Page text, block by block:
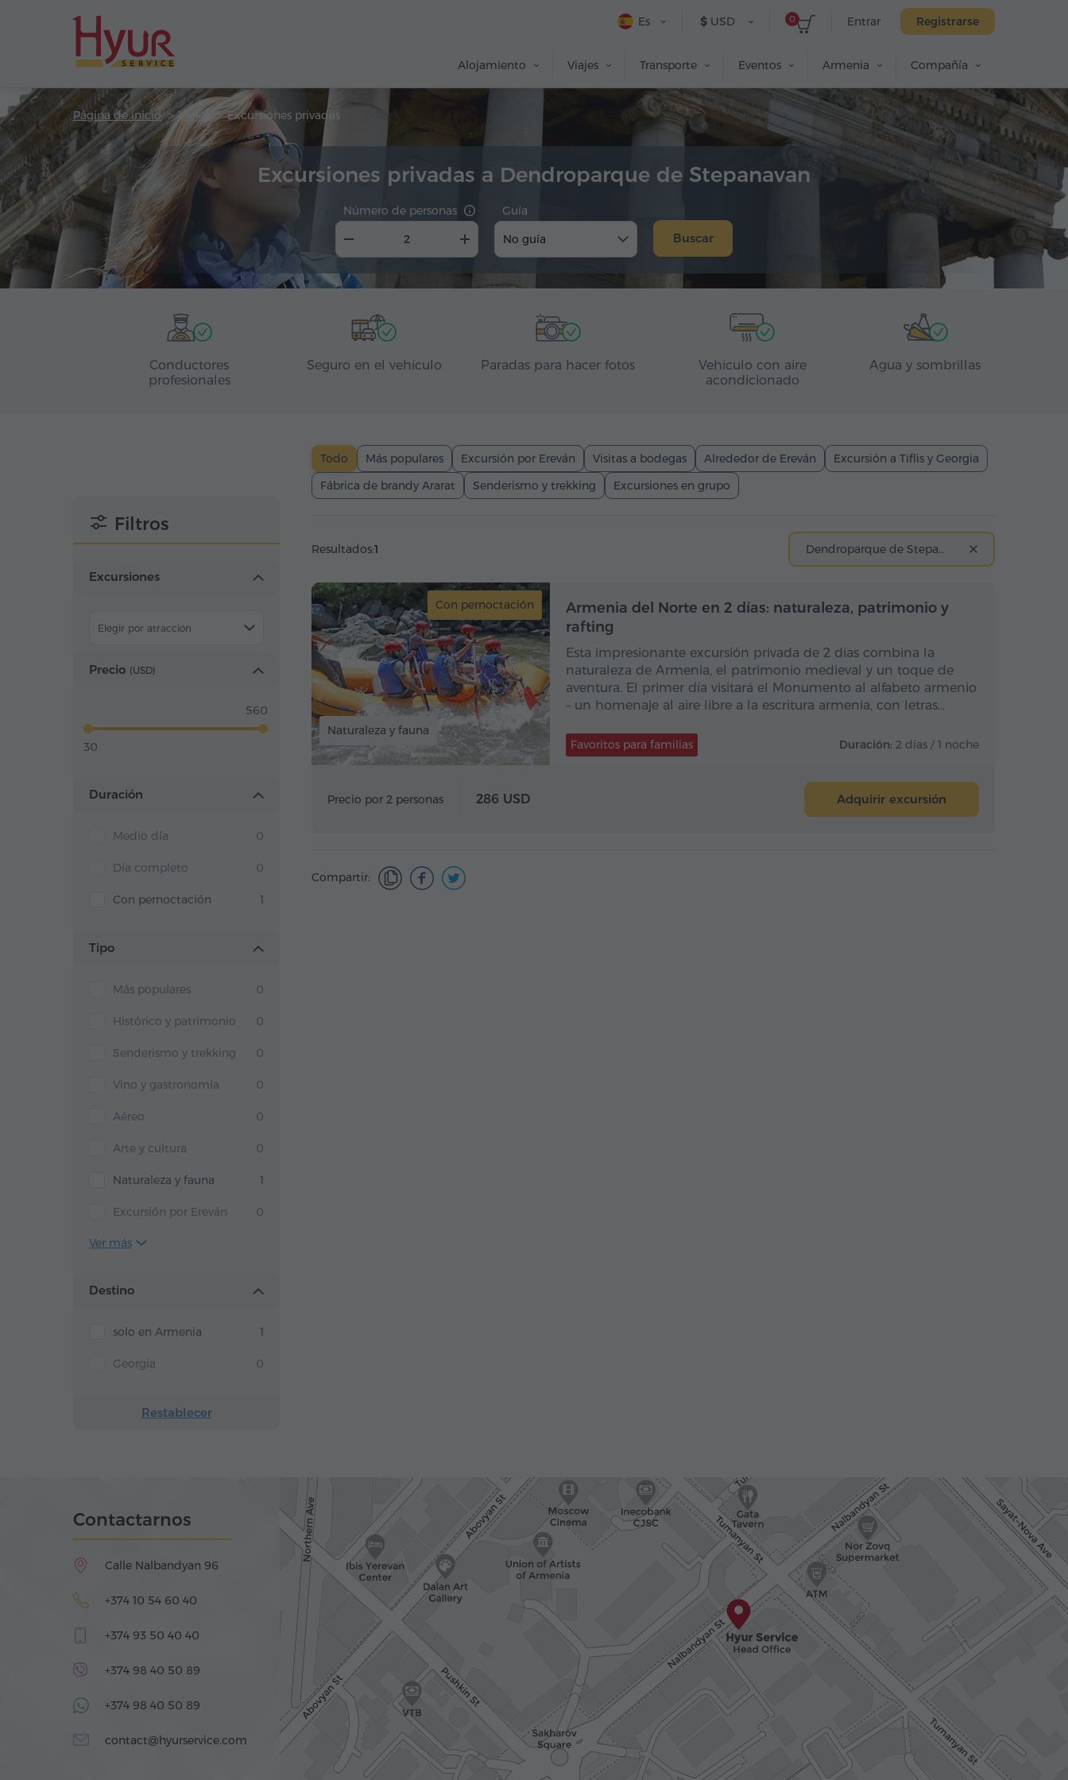
Entrar Registrarse
0
$ USD
Es
Alojamiento Viajes Transporte Eventos Armenia Compañía
Página de inicio Viajes Excursiones privadas
Excursiones privadas a Dendroparque de Stepanavan
Número de personas
Guía
No guía
Buscar
Conductores
profesionales
Seguro en el vehículo Paradas para hacer fotos
Vehículo con aire
acondicionado
Agua y sombrillas
Filtros
Excursiones
Elegir por atracción
Precio (USD)
30
560
Duración
Medio día 0
Día completo 0
Con pernoctación 1
Tipo
Más populares 0
Histórico y patrimonio 0
Senderismo y trekking 0
Vino y gastronomía 0
Aéreo 0
Arte y cultura 0
Naturaleza y fauna 1
Excursión por Ereván 0
Ver más
Destino
solo en Armenia 1
Georgia 0
Restablecer
Todo Más populares Excursión por Ereván Visitas a bodegas Alrededor de Ereván
Excursión a Tiflis y Georgia
Fábrica de brandy Ararat
Senderismo y trekking Excursiones en grupo
Resultados:1 Dendroparque de Stepanavan
Con pernoctación Con pernoctación Con pernoctación
Naturaleza y fauna
Armenia del Norte en 2 días: naturaleza, patrimonio y
rafting
Esta impresionante excursión privada de 2 días combina la
naturaleza de Armenia, el patrimonio medieval y un toque de
aventura. El primer día visitará el Monumento al alfabeto armenio
– un homenaje al aire libre a la escritura armenia, con letras…
Favoritos para familias Duración: 2 días / 1 noche
Precio por 2 personas 286 USD Adquirir excursión
Compartir:
Contactarnos
Calle Nalbandyan 96
+374 10 54 60 40
+374 93 50 40 40
+374 98 40 50 89
+374 98 40 50 89
contact@hyurservice.com